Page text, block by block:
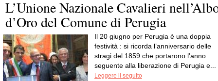
L’Unione Nazionale Cavalieri
d’Oro del Comune di Perugia
Il 20 giugno per Perugia è una doppia
festività : si ricorda l’anniversario delle
stragi del 1859 che portarono l’anno
seguente alla liberazione di Perugia e...
Leggere il seguito